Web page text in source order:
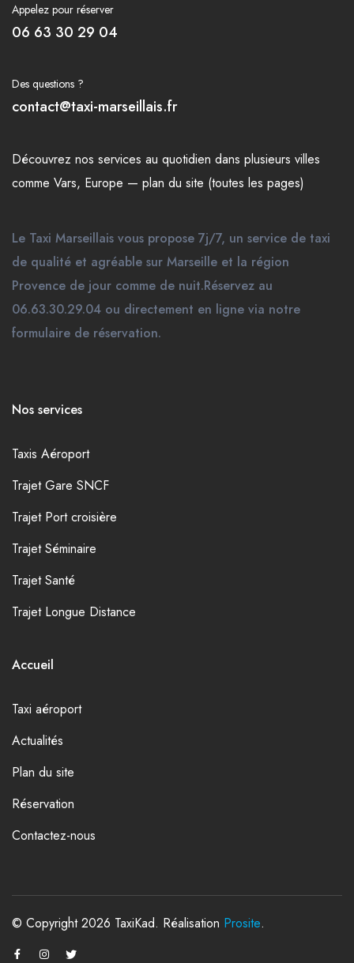
Appelez pour réserver
06 63 30 29 04
Des questions ?
contact@taxi-marseillais.fr
Découvrez nos services au quotidien dans plusieurs villes
comme Vars, Europe — plan du site (toutes les pages)
Le Taxi Marseillais vous propose 7j/7, un service de taxi
de qualité et agréable sur Marseille et la région
Provence de jour comme de nuit.Réservez au
06.63.30.29.04 ou directement en ligne via notre
formulaire de réservation.
Nos services
Taxis Aéroport
Trajet Gare SNCF
Trajet Port croisière
Trajet Séminaire
Trajet Santé
Trajet Longue Distance
Accueil
Taxi aéroport
Actualités
Plan du site
Réservation
Contactez-nous
© Copyright 2026 TaxiKad. Réalisation Prosite.